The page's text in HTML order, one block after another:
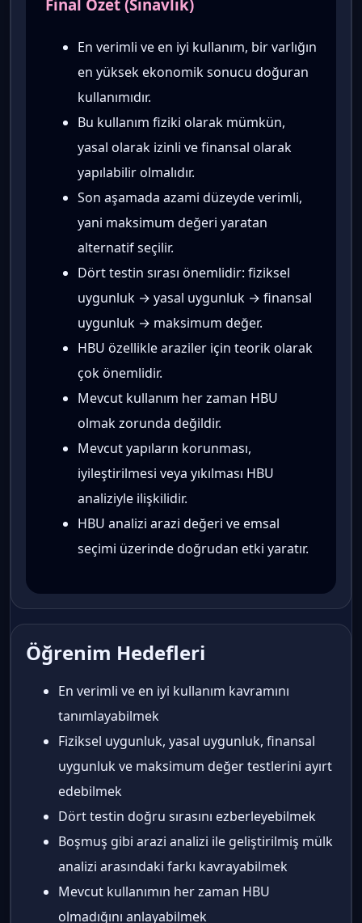
Final Özet (Sınavlık)
En verimli ve en iyi kullanım, bir varlığın
en yüksek ekonomik sonucu doğuran
kullanımıdır.
Bu kullanım fiziki olarak mümkün,
yasal olarak izinli ve finansal olarak
yapılabilir olmalıdır.
Son aşamada azami düzeyde verimli,
yani maksimum değeri yaratan
alternatif seçilir.
Dört testin sırası önemlidir: fiziksel
uygunluk → yasal uygunluk → finansal
uygunluk → maksimum değer.
HBU özellikle araziler için teorik olarak
çok önemlidir.
Mevcut kullanım her zaman HBU
olmak zorunda değildir.
Mevcut yapıların korunması,
iyileştirilmesi veya yıkılması HBU
analiziyle ilişkilidir.
HBU analizi arazi değeri ve emsal
seçimi üzerinde doğrudan etki yaratır.
Öğrenim Hedefleri
En verimli ve en iyi kullanım kavramını
tanımlayabilmek
Fiziksel uygunluk, yasal uygunluk, finansal
uygunluk ve maksimum değer testlerini ayırt
edebilmek
Dört testin doğru sırasını ezberleyebilmek
Boşmuş gibi arazi analizi ile geliştirilmiş mülk
analizi arasındaki farkı kavrayabilmek
Mevcut kullanımın her zaman HBU
olmadığını anlayabilmek